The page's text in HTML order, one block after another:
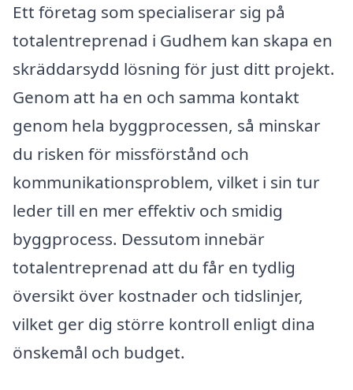
Ett företag som specialiserar sig på
totalentreprenad i Gudhem kan skapa en
skräddarsydd lösning för just ditt projekt.
Genom att ha en och samma kontakt
genom hela byggprocessen, så minskar
du risken för missförstånd och
kommunikationsproblem, vilket i sin tur
leder till en mer effektiv och smidig
byggprocess. Dessutom innebär
totalentreprenad att du får en tydlig
översikt över kostnader och tidslinjer,
vilket ger dig större kontroll enligt dina
önskemål och budget.